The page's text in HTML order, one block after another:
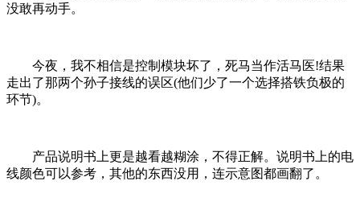
没敢再动手。
今夜，我不相信是控制模块坏了，死马当作活马医!结果
走出了那两个孙子接线的误区(他们少了一个选择搭铁负极的
环节)。
产品说明书上更是越看越糊涂，不得正解。说明书上的电
线颜色可以参考，其他的东西没用，连示意图都画翻了。